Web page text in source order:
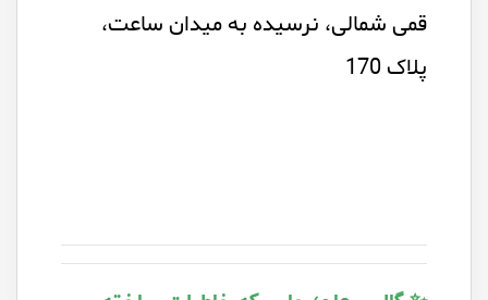
قمی شمالی، نرسیده به میدان ساعت،
پلاک 170